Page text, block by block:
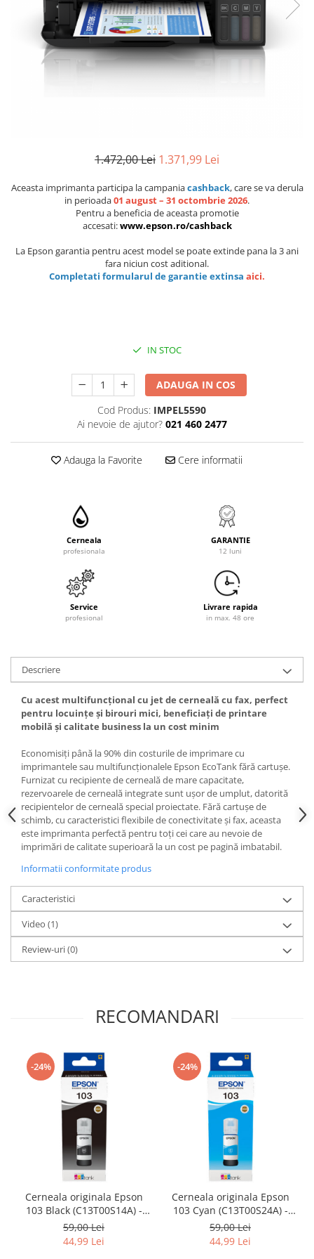
1.472,00 Lei 1.371,99 Lei
Aceasta imprimanta participa la campaniacashback, care se va derula
in perioada01 august – 31 octombrie 2026.
Pentru a beneficia de aceasta promotie
accesati:www.epson.ro/cashback
La Epson garantia pentru acest model se poate extinde pana la 3 ani
fara niciun cost aditional.
Completati formularul de garantie extinsa aici.
IN STOC
ADAUGA IN COS
Cod Produs: IMPEL5590
Ai nevoie de ajutor? 021 460 2477
Adauga la Favorite Cere informatii
Cerneala
profesionala
GARANTIE
12 luni
Service
profesional
Livrare rapida
in max. 48 ore
Descriere
Cu acest multifuncțional cu jet de cerneală cu fax, perfect
pentru locuințe și birouri mici, beneficiați de printare
mobilă și calitate business la un cost minim
Economisiți până la 90% din costurile de imprimare cu
imprimantele sau multifuncționalele Epson EcoTank fără cartușe.
Furnizat cu recipiente de cerneală de mare capacitate,
rezervoarele de cerneală integrate sunt ușor de umplut, datorită
recipientelor de cerneală special proiectate. Fără cartușe de
schimb, cu caracteristici flexibile de conectivitate și fax, aceasta
este imprimanta perfectă pentru toți cei care au nevoie de
imprimări de calitate superioară la un cost pe pagină imbatabil.
Informatii conformitate produs
Caracteristici
Video (1)
Review-uri(0)
RECOMANDARI
-24%
Cerneala originala Epson
103 Black (C13T00S14A) -
imprimanta Epson L1210 /
L1250 / L3110 / L3111 /
L3150 / L3151 / L3160 /
59,00 Lei
44,99 Lei
-24%
Cerneala originala Epson
103 Cyan (C13T00S24A) -
imprimanta Epson L1210 /
L1250 / L3110 / L3111 /
L3150 / L3151 / L3160 /
59,00 Lei
44,99 Lei